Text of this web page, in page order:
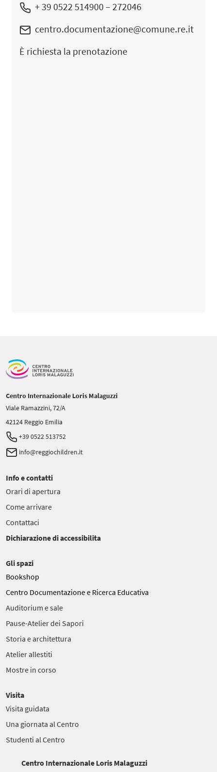
+ 39 0522 514900 – 272046
centro.documentazione@comune.re.it
È richiesta la prenotazione
Centro Internazionale Loris Malaguzzi
Viale Ramazzini, 72/A
42124 Reggio Emilia
+39 0522 513752
info@reggiochildren.it
Info e contatti
Orari di apertura
Come arrivare
Contattaci
Dichiarazione di accessibilita
Gli spazi
Bookshop
Centro Documentazione e Ricerca Educativa
Auditorium e sale
Pause-Atelier dei Sapori
Storia e architettura
Atelier allestiti
Mostre in corso
Visita
Visita guidata
Una giornata al Centro
Studenti al Centro
Centro Internazionale Loris Malaguzzi